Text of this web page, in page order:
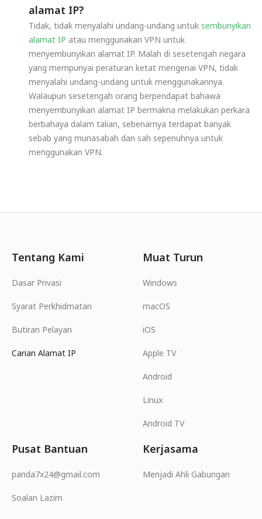
alamat IP?
Tidak, tidak menyalahi undang-undang untuk sembunyikan
alamat IP atau menggunakan VPN untuk
menyembunyikan alamat IP. Malah di sesetengah negara
yang mempunyai peraturan ketat mengenai VPN, tidak
menyalahi undang-undang untuk menggunakannya.
Walaupun sesetengah orang berpendapat bahawa
menyembunyikan alamat IP bermakna melakukan perkara
berbahaya dalam talian, sebenarnya terdapat banyak
sebab yang munasabah dan sah sepenuhnya untuk
menggunakan VPN.
Tentang Kami
Dasar Privasi
Syarat Perkhidmatan
Butiran Pelayan
Carian Alamat IP
Muat Turun
Windows
macOS
iOS
Apple TV
Android
Linux
Android TV
Pusat Bantuan
panda7x24@gmail.com
Soalan Lazim
Kerjasama
Menjadi Ahli Gabungan